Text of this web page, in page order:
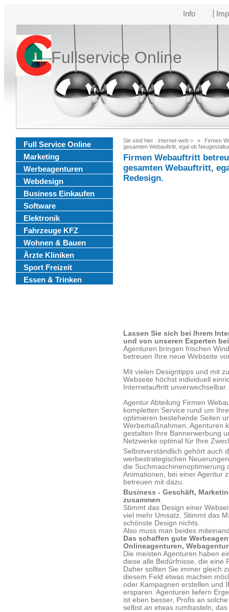
Info
Fullservice Online
Full Service Online
Marketing
Werbeagenturen
Webdesign
Business Einkaufen
Software
Elektronik
Fahrzeuge KFZ
Wohnen & Bauen
Ärzte Kliniken
Sport Freizeit
Essen & Trinken
Sie sind hier : internet-web >
Firmen
gesamten Webauftritt, egal ob
Firmen Webauftritt
gesamten Webauftritt,
Redesign.
Lassen Sie sich bei Ihrem
und von unseren Experten
Agenturen bringen frischen
betreuen Ihre neue Webseite
Mit vielen Designtipps und mit
Webseite höchst individuell
Internetauftritt unverwechselbar.
Agentur Abteilung Firmen
kompletten Service rund um
optimieren bestehende Seiten
Werbemaßnahmen. Agenturen
gestalten Ihre Bannerwerbung
Netzwerke optimal für Ihre
Selbstverständlich gehört auch
werbestrategischen
die Suchmaschinenoptimierung
Animationen, bei einer Agentur
betreuen mit dazu.
Business - Geschäft,
zusammen.
Stimmt das Design einer
viel mehr Umsatz. Stimmt das
schönste Design nichts.
Also muss man beides
Das schaffen gute
Onlineagenturen,
Die meisten Agenturen haben
diese alle Bedürfnisse, die eine
Daher sollten Sie immer gleich
diesem Feld etwas machen
oder Kampagnen erstellen und
ersparen. Agenturen liefern
ist eben besser, Profis an
selbst an etwas rumbasteln,